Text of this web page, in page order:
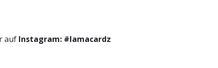
auf Instagram: #lamacardz